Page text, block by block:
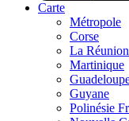
Carte
Métropole
Corse
La Réunion
Martinique
Guyane
Polinésie